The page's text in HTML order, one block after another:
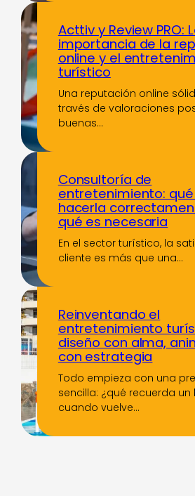
Acttiv y Review PRO:
importancia de la
online y el
turístico
Una reputación online
través de valoraciones
buenas…
Consultoría de
entretenimiento:
hacerla
qué es necesaria
En el sector turístico, la
cliente es más que una…
Reinventando el
entretenimiento
diseño con alma,
con estrategia
Todo empieza con una
sencilla: ¿qué recuerda un
cuando vuelve…